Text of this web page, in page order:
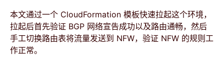
本文通过一个 CloudFormation 模板快速拉起这个环境，
拉起后首先验证 BGP 网络宣告成功以及路由通畅，然后
手工切换路由表将流量发送到 NFW，验证 NFW 的规则工
作正常。